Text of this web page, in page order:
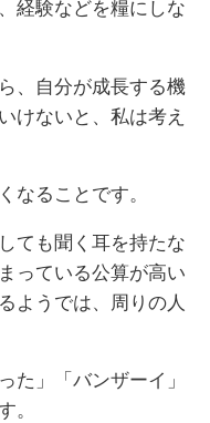
経験などを糧にしな
、自分が成長する機
けないと、私は考え
なることです。
ても聞く耳を持たな
っている公算が高い
ようでは、周りの人
た」「バンザーイ」
。